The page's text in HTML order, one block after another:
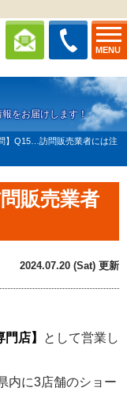
MENU
をお届けします！
】Q15…訪問販売業者には注
販売業者
2024.07.20 (Sat) 更新
店】
として営業し
内に3店舗のショー